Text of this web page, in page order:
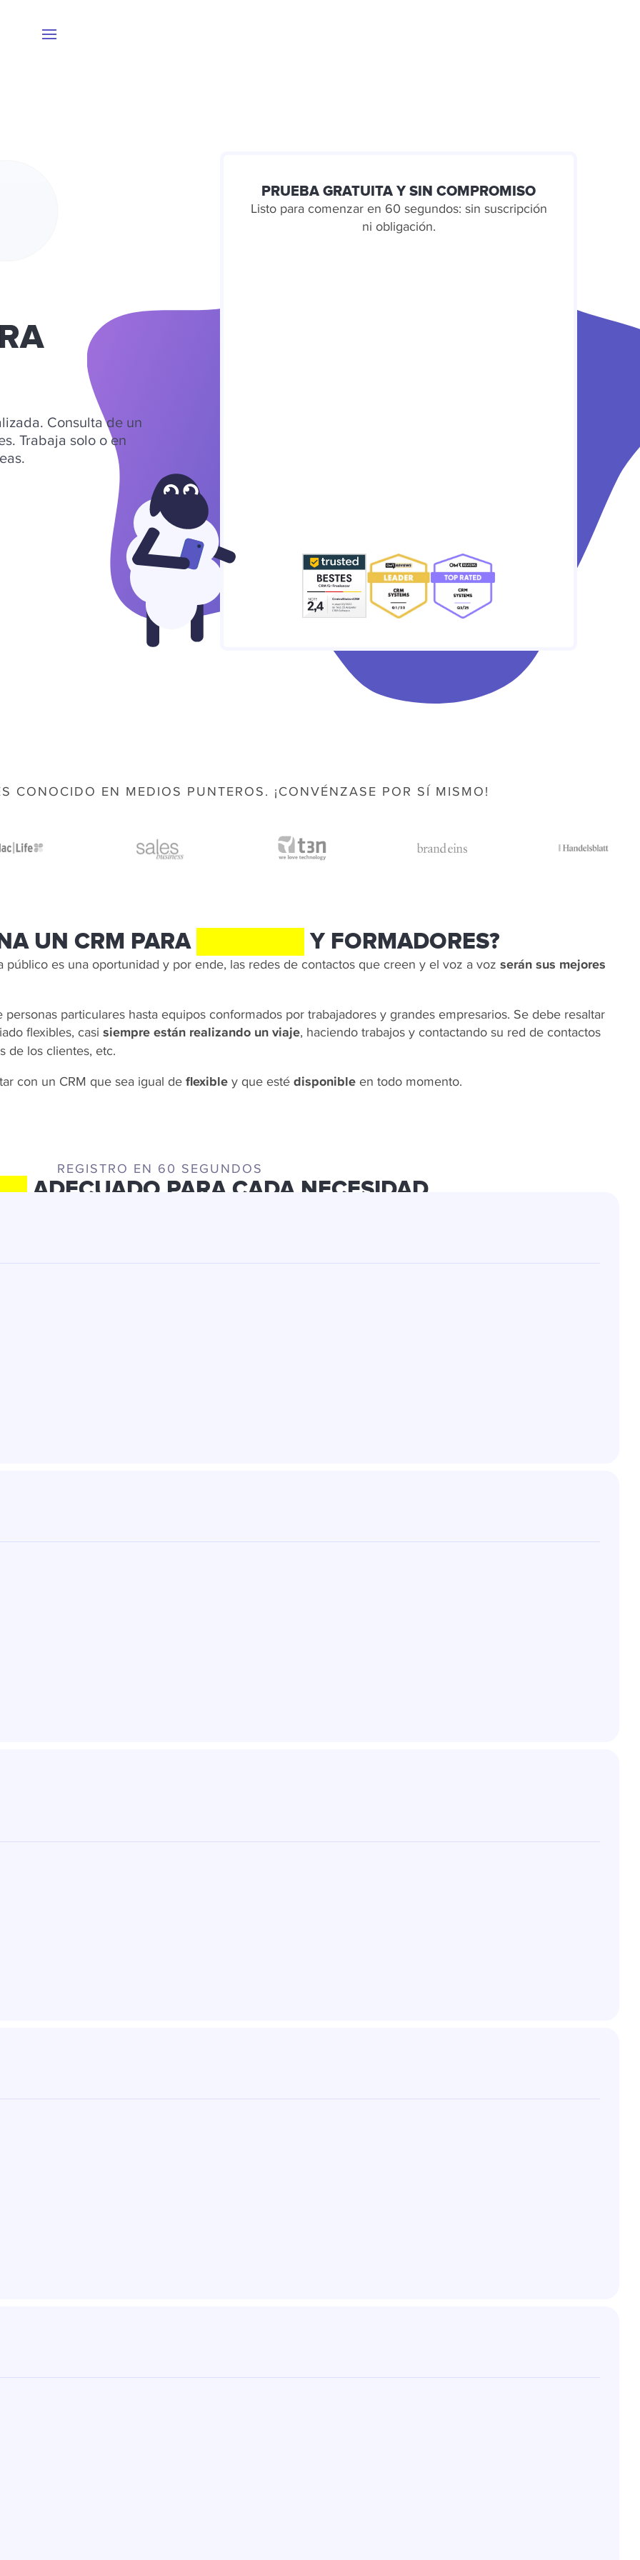
Consulta de un
Trabaja solo o en
PRUEBA GRATUITA Y SIN COMPROMISO
Listo para comenzar en 60 segundos: sin suscripción
ni obligación.
CONOCIDO EN MEDIOS PUNTEROS. ¡CONVÉNZASE POR SÍ MISMO!
UN CRM PARA Y FORMADORES?
público es una oportunidad y por ende, las redes de contactos que creen y el voz a voz serán sus mejores
particulares hasta equipos conformados por trabajadores y grandes empresarios. Se debe resaltar
flexibles, casi siempre están realizando un viaje, haciendo trabajos y contactando su red de contactos
de los clientes, etc.
con un CRM que sea igual de flexible y que esté disponible en todo momento.
REGISTRO EN 60 SEGUNDOS
ADECUADO PARA CADA NECESIDAD